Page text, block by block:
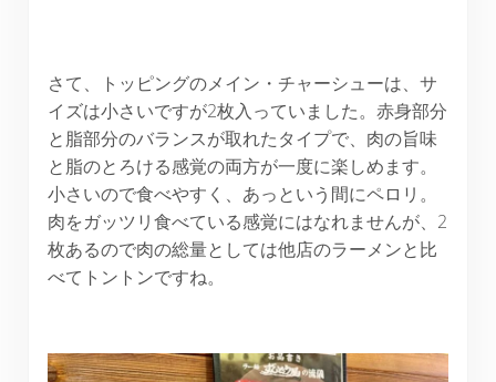
さて、トッピングのメイン・チャーシューは、サ
イズは小さいですが2枚入っていました。赤身部分
と脂部分のバランスが取れたタイプで、肉の旨味
と脂のとろける感覚の両方が一度に楽しめます。
小さいので食べやすく、あっという間にペロリ。
肉をガッツリ食べている感覚にはなれませんが、2
枚あるので肉の総量としては他店のラーメンと比
べてトントンですね。